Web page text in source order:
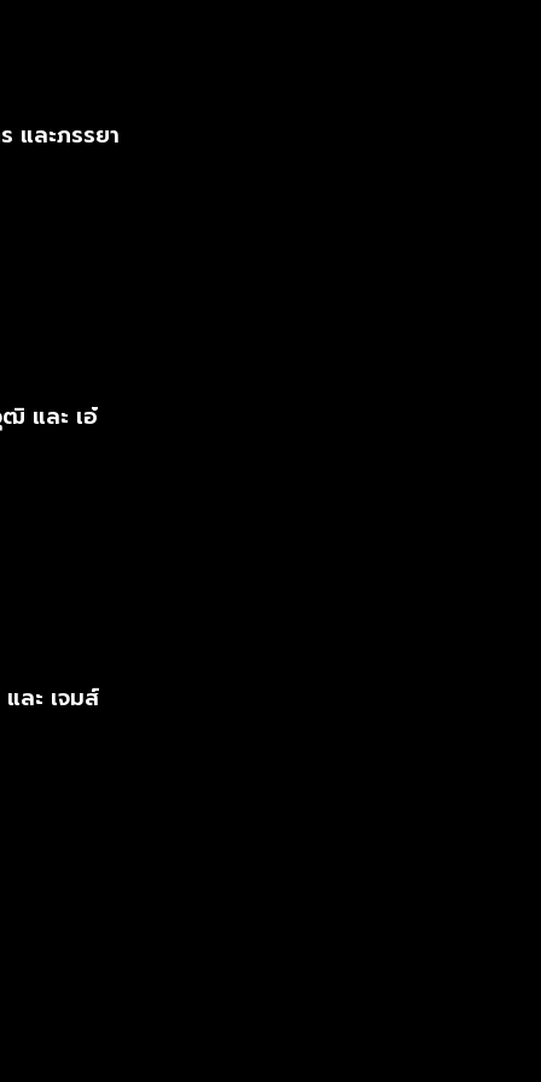
และภรรยา
และ เอ๋
ละ เจมส์